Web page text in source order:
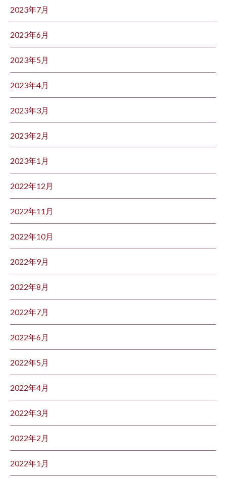
2023年7月
2023年6月
2023年5月
2023年4月
2023年3月
2023年2月
2023年1月
2022年12月
2022年11月
2022年10月
2022年9月
2022年8月
2022年7月
2022年6月
2022年5月
2022年4月
2022年3月
2022年2月
2022年1月